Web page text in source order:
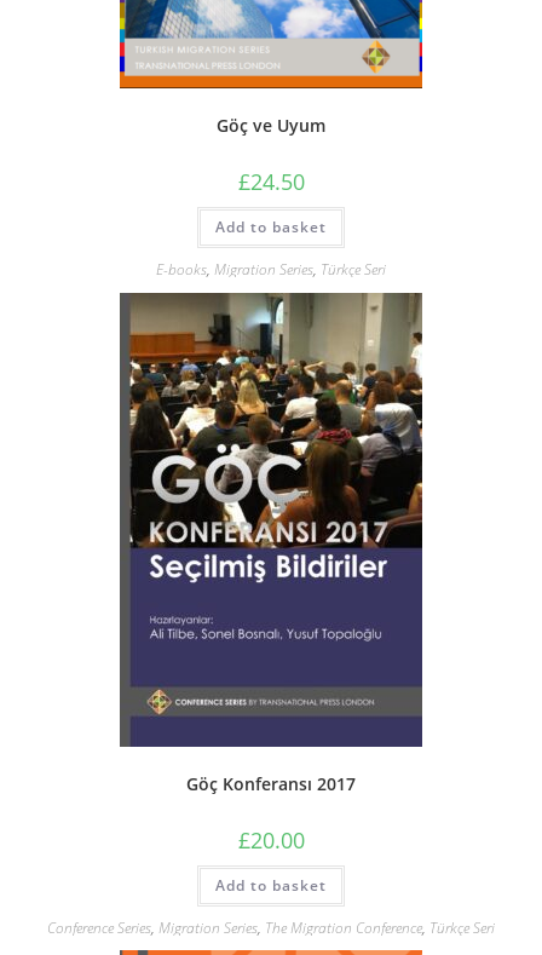
Göç ve Uyum
£24.50
Add to basket
E-books, Migration Series, Türkçe Seri
Göç Konferansı 2017
£20.00
Add to basket
Conference Series, Migration Series, The Migration Conference, Türkçe Seri